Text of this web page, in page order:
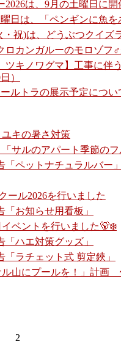
2026は、9月の土曜日に開
日は、「ペンギンに魚
・祝)は、どうぶつクイズ
ロカンガルーのモロゾフ
ツキノワグマ】工事に伴
）
ルトラの展示予定につい
ユキの暑さ対策
「サルのアパート季節の
「ペットナチュラルバー
ル2026を行いました
「お知らせ用看板」
ベントを行いました🐻‍❄️
「ハエ対策グッズ」
「ラチェット式 剪定鋏」
ル山にプールを！」計画
2